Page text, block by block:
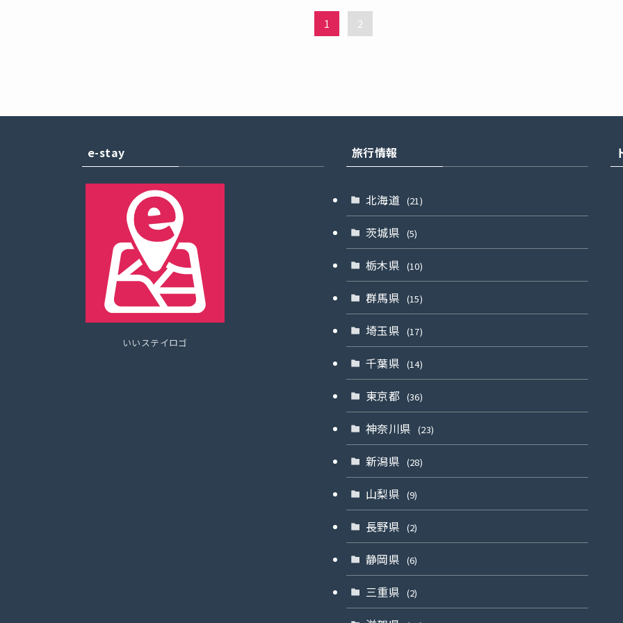
1 2
e-stay
いいステイロゴ
旅行情報
北海道 (21)
茨城県 (5)
栃木県 (10)
群馬県 (15)
埼玉県 (17)
千葉県 (14)
東京都 (36)
神奈川県 (23)
新潟県 (28)
山梨県 (9)
長野県 (2)
静岡県 (6)
三重県 (2)